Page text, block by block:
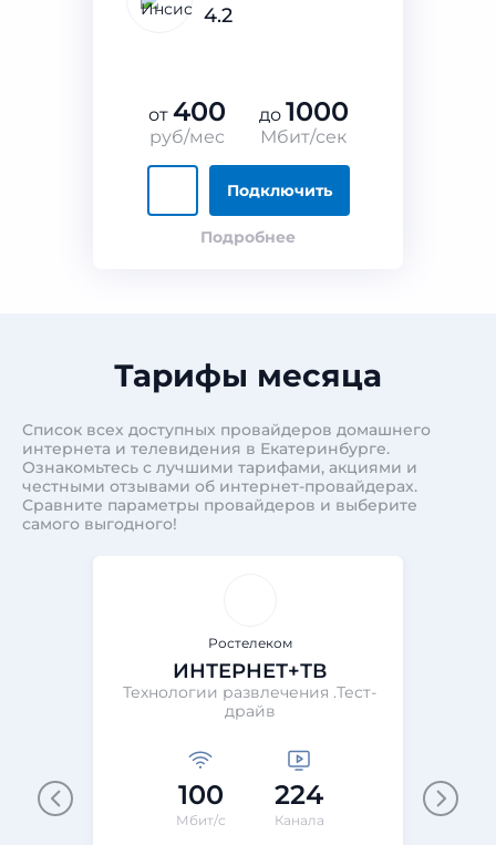
4.2
от 400
руб/мес
до 1000
Мбит/сек
Подключить
Подробнее
Тарифы месяца
Список всех доступных провайдеров домашнего
интернета и телевидения в Екатеринбурге.
Ознакомьтесь с лучшими тарифами, акциями и
честными отзывами об интернет-провайдерах.
Сравните параметры провайдеров и выберите
самого выгодного!
Ростелеком
ИНТЕРНЕТ+ТВ
Технологии развлечения .Тест-
драйв
100
Мбит/с
224
Канала